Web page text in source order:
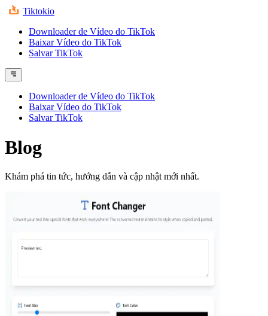
Tiktokio
Downloader de Vídeo do TikTok
Baixar Vídeo do TikTok
Salvar TikTok
Downloader de Vídeo do TikTok
Baixar Vídeo do TikTok
Salvar TikTok
Blog
Khám phá tin tức, hướng dẫn và cập nhật mới nhất.